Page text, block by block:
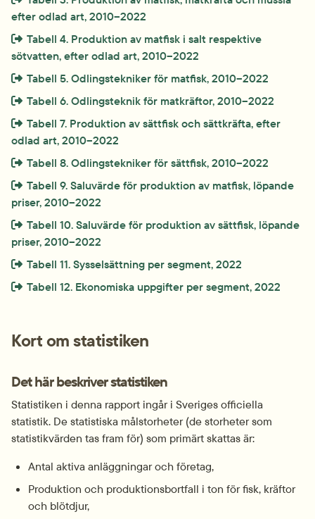
efter odlad art, 2010–2022
Extern länk som öppnas i nytt fönster eller ny flik.
Tabell 4. Produktion av matfisk i salt respektive
sötvatten, efter odlad art, 2010–2022
Extern länk som öppnas i nytt fönster eller ny flik.
Tabell 5. Odlingstekniker för matfisk, 2010–2022
Extern länk som öppnas i nytt fönster eller ny flik.
Tabell 6. Odlingsteknik för matkräftor, 2010–2022
Extern länk som öppnas i nytt fönster eller ny flik.
Tabell 7. Produktion av sättfisk och sättkräfta, efter
odlad art, 2010–2022
Extern länk som öppnas i nytt fönster eller ny flik.
Tabell 8. Odlingstekniker för sättfisk, 2010–2022
Extern länk som öppnas i nytt fönster eller ny flik.
Tabell 9. Saluvärde för produktion av matfisk, löpande
priser, 2010–2022
Extern länk som öppnas i nytt fönster eller ny flik.
Tabell 10. Saluvärde för produktion av sättfisk, löpande
priser, 2010–2022
Extern länk som öppnas i nytt fönster eller ny flik.
Tabell 11. Sysselsättning per segment, 2022
Extern länk som öppnas i nytt fönster eller ny flik.
Tabell 12. Ekonomiska uppgifter per segment, 2022
Kort om statistiken
Det här beskriver statistiken
Statistiken i denna rapport ingår i Sveriges officiella
statistik. De statistiska målstorheter (de storheter som
statistikvärden tas fram för) som primärt skattas är:
Antal aktiva anläggningar och företag,
Produktion och produktionsbortfall i ton för fisk, kräftor
och blötdjur,